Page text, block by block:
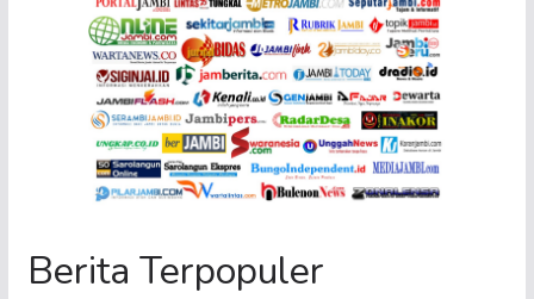
Berita Terpopuler